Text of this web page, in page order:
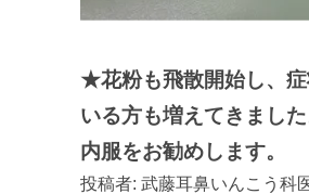
★花粉も飛散開始し、
いる方も増えてきまし
内服をお勧めします。
投稿者: 武藤耳鼻いんこう科